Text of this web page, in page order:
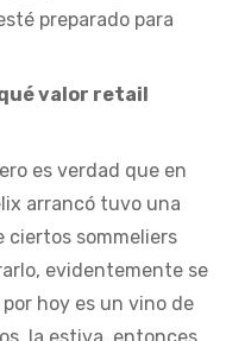
preparado para
valor retail
es verdad que en
arrancó tuvo una
ciertos sommeliers
evidentemente se
hoy es un vino de
la estiva, entonces